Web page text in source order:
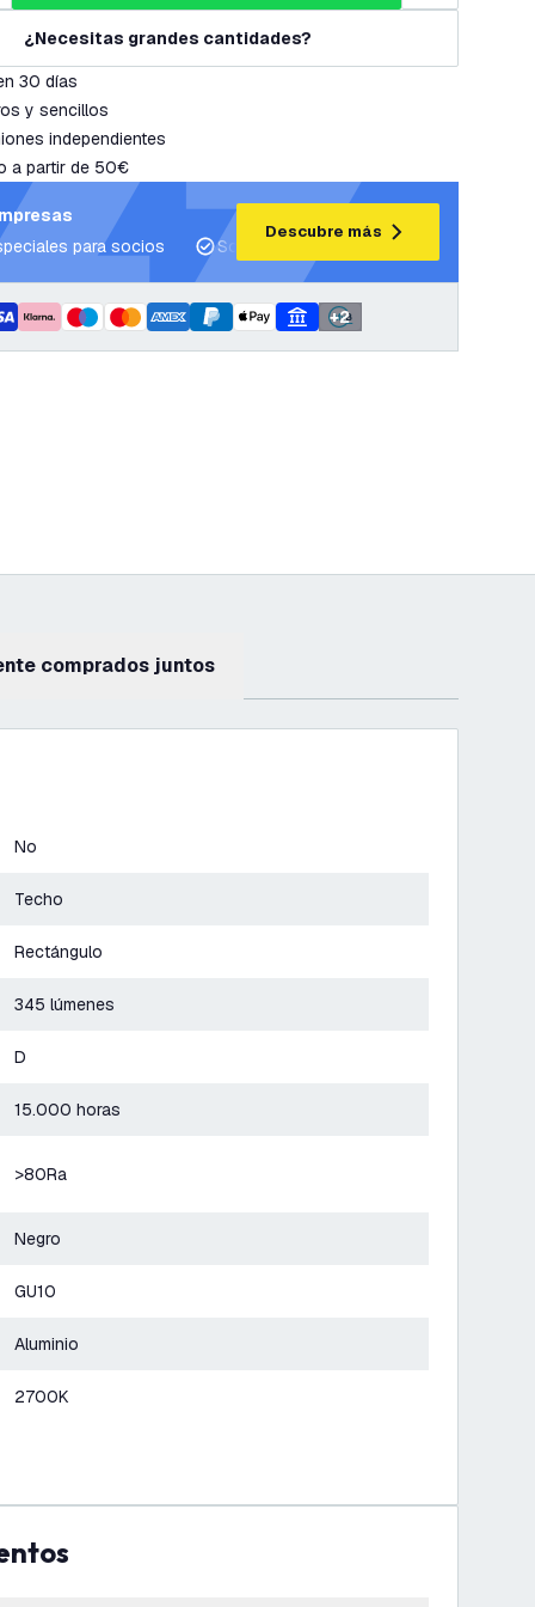
¿Necesitas grandes cantidades?
30 días
y sencillos
independientes
a partir de 50€
para socios
Soporte para proyectos y planes de
Descubre más
+2
comprados juntos
No
Techo
Rectángulo
345 lúmenes
D
15.000 horas
>80Ra
Negro
GU10
Aluminio
2700K